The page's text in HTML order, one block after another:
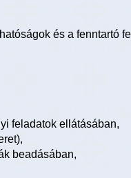
és a fenntartó
feladatok ellátásában,
beadásában,